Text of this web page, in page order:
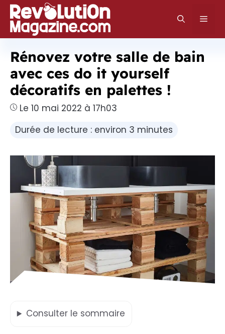
Aller
au
contenu
Rénovez votre salle de bain
avec ces do it yourself
décoratifs en palettes !
Le 10 mai 2022 à 17h03
Durée de lecture : environ 3 minutes
Consulter le sommaire